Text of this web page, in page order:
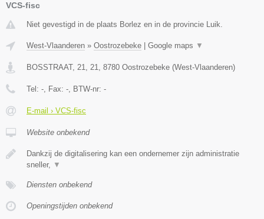
VCS-fisc
Niet gevestigd in de plaats Borlez en in de provincie Luik.
West-Vlaanderen » Oostrozebeke | Google maps ▼
BOSSTRAAT, 21, 21 8780 Oostrozebeke (West-Vlaanderen)
Tel: - , Fax: - , BTW-nr: -
E-mail › VCS-fisc
Website onbekend
Dankzij de digitalisering kan een ondernemer zijn administratie
sneller,
▼
Diensten onbekend
Openingstijden onbekend